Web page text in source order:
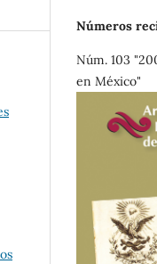
Números
Núm. 103
en México"